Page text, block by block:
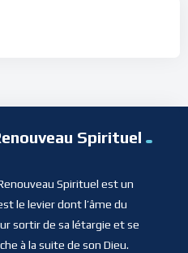
Spirituel
Spirituel est un
le levier dont l’âme du
sortir de sa létargie et se
à la suite de son Dieu.